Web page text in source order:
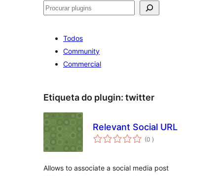
Pesquisar
Todos
Community
Commercial
Etiqueta do plugin: twitter
Relevant Social URL
(0 classificações
)
Allows to associate a social media post